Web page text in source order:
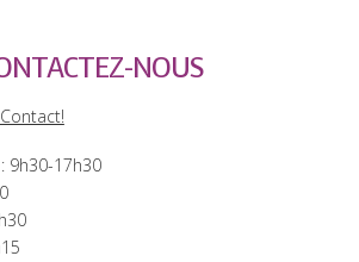
NOUS
9h30-17h30